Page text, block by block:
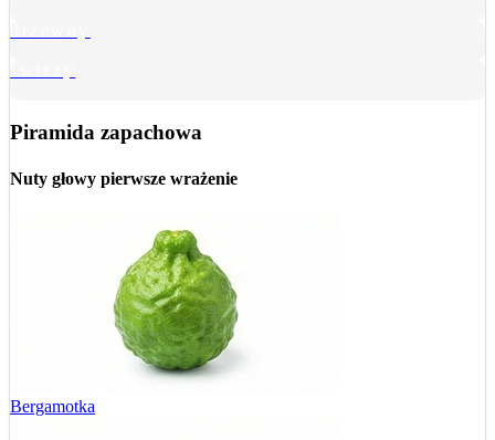
Piramida zapachowa
Nuty głowy pierwsze wrażenie
Bergamotka